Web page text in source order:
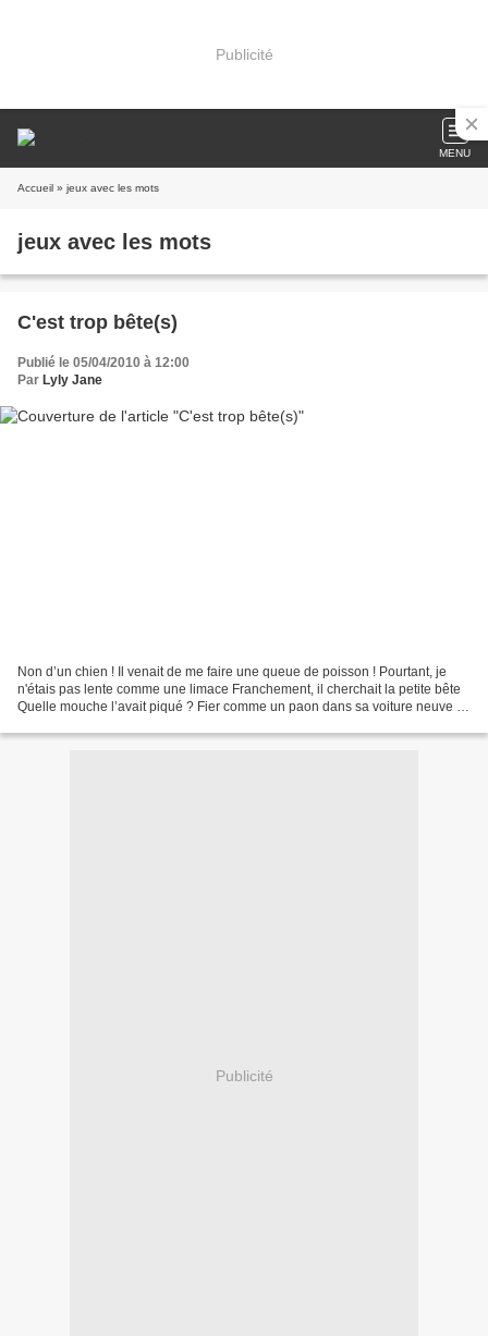
Publicité
MENU
Accueil » jeux avec les mots
jeux avec les mots
C'est trop bête(s)
Publié le 05/04/2010 à 12:00
Par Lyly Jane
Non d’un chien ! Il venait de me faire une queue de poisson ! Pourtant, je
n'étais pas lente comme une limace Franchement, il cherchait la petite bête
Quelle mouche l’avait piqué ? Fier comme un paon dans sa voiture neuve il
Publicité